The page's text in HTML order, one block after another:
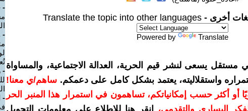
أخرى - Translate the topic into other languages
Powered by Translate
يسعى لنشر قيم الحرية، العدالة الاجتماعية، والمساواة
واستقلاليته، يعتمد بشكل كامل على دعمكم. ساهم/ي معنا!
دولارات سنويًا أو أكثر حسب إمكانياتكم، تساهمون في استمرار هذا المنبر الحر
اليساري والتقدمي،
انقر هنا للاطلاع على معلومات التحويل
-
-
-
-